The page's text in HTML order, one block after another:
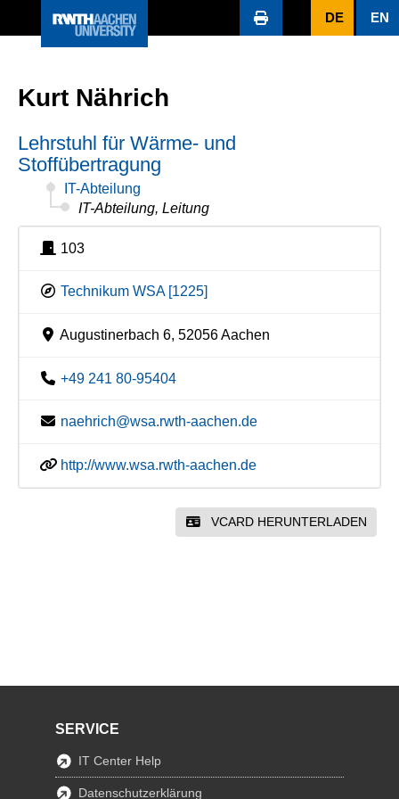
DE EN
Kurt Nährich
Lehrstuhl für Wärme- und
Stoffübertragung
IT-Abteilung
IT-Abteilung, Leitung
103
Technikum WSA [1225]
Augustinerbach 6, 52056 Aachen
+49 241 80-95404
naehrich@wsa.rwth-aachen.de
http://www.wsa.rwth-aachen.de
VCARD HERUNTERLADEN
SERVICE
IT Center Help
Datenschutzerklärung